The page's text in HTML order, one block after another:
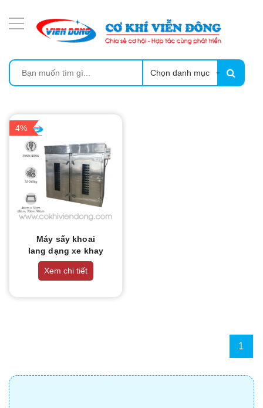
Chọn danh mục
4%
Máy sấy khoai
lang dạng xe khay
Xem chi tiết
1
MÁY ÉP MÍA TẠO BỌT
MÁY RỬA BÁT SIÊU ÂM
LÒ SẤY
MÁY SẤY THỰC PHẨM CÔNG NGHIỆP
CẨM NANG
THIẾT BỊ NHÀ BẾP CAO CẤP